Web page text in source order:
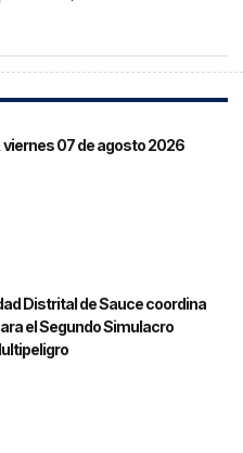
07 de agosto 2026
Distrital de Sauce coordina
el Segundo Simulacro